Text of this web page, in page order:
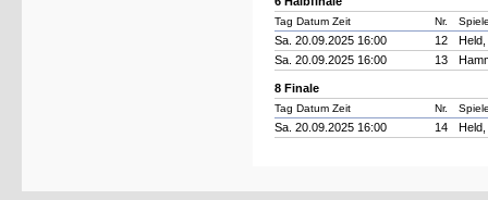
Tag Datum Zeit Nr.
Sa. 20.09.2025 16:00 12
Sa. 20.09.2025 16:00
13
8 Finale
Tag Datum Zeit Nr.
Sa. 20.09.2025 16:00 14